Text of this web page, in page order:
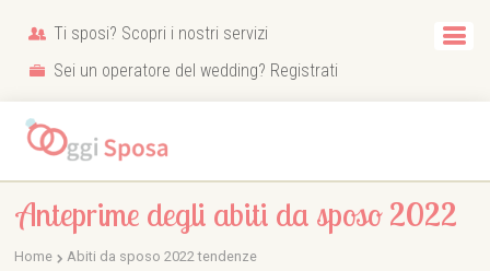
Ti sposi? Scopri i nostri servizi
Sei un operatore del wedding? Registrati
Anteprime degli abiti da sposo 2022
Home Abiti da sposo 2022 tendenze